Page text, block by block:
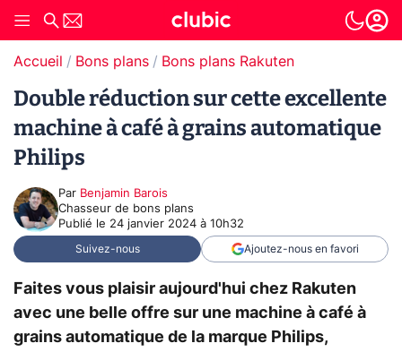
Accueil Bons plans Bons plans Rakuten
Double réduction sur cette excellente
machine à café à grains automatique
Philips
Par Benjamin Barois
Chasseur de bons plans
Publié le 24 janvier 2024 à 10h32
Suivez-nous Ajoutez-nous en favori
Faites vous plaisir aujourd'hui chez Rakuten
avec une belle offre sur une machine à café à
grains automatique de la marque Philips,